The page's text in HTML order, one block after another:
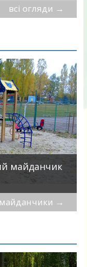
всі огляди →
майданчик
майданчики →